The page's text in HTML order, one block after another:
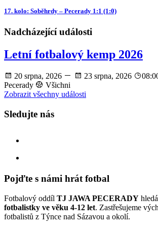
17. kolo: Soběhrdy – Pecerady 1:1 (1:0)
Nadcházející události
Letní fotbalový kemp 2026
20 srpna, 2026 23 srpna, 2026
Pecerady
Všichni
Zobrazit všechny události
Sledujte nás
Pojďte s námi hrát fotbal
Fotbalový oddíl TJ JAWA PECERADY
fotbalistky ve věku 4-12 let. Zastřešujeme
fotbalistů z Týnce nad Sázavou a okolí.